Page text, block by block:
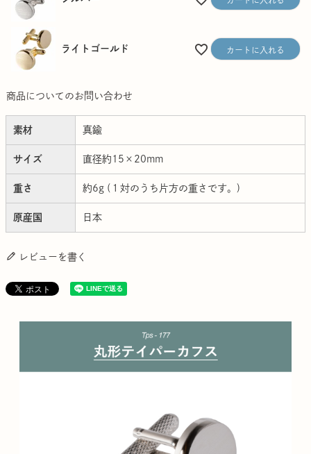
ライトゴールド カートに入れる
商品についてのお問い合わせ
素材 真鍮
サイズ 直径約15×20mm
重さ 約6g (１対のうち片方の重さです。)
原産国 日本
レビューを書く